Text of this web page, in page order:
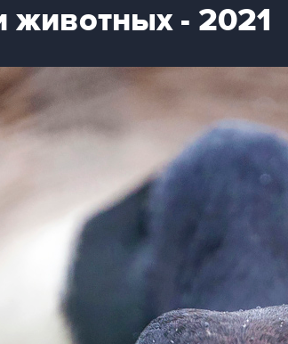
- 2021